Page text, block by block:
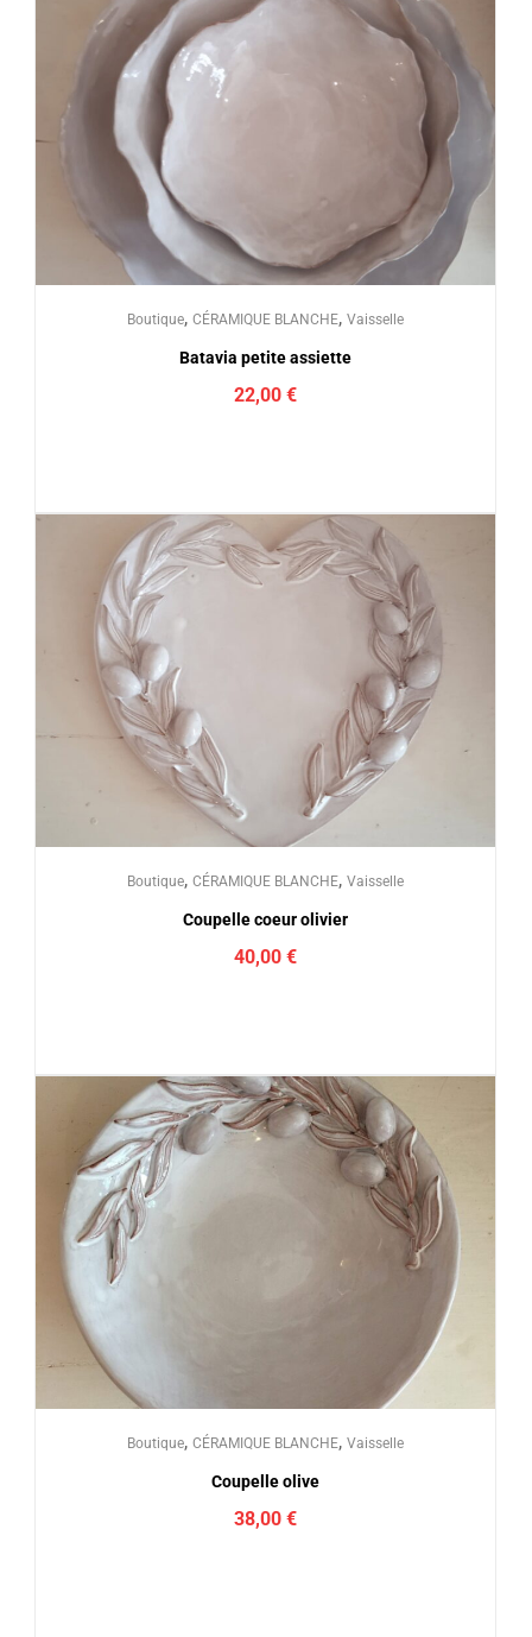
Boutique, CÉRAMIQUE BLANCHE, Vaisselle
Batavia petite assiette
22,00 €
Boutique, CÉRAMIQUE BLANCHE, Vaisselle
Coupelle coeur olivier
40,00 €
Boutique, CÉRAMIQUE BLANCHE, Vaisselle
Coupelle olive
38,00 €